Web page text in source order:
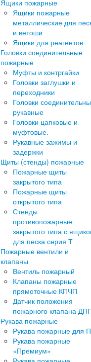
Ящики пожарные
Ящики пожарные
металлические для
и ветоши
Ящики для реагентов
Головки соединительные
пожарные
Муфты и контргайки
Головки заглушки и
переходники
Головки
рукавные
Головки цапковые и
муфтовые.
Рукавные зажимы и
задержки
Щиты (стенды) пожарные
Пожарные щиты
закрытого типа
Пожарные щиты
открытого типа
Стенды
противопожарные
закрытого типа с
для песка серия Т
Пожарные вентили и
клапаны
Вентиль пожарный
Клапаны пожарные
прямоточные КПЧП
Датчик положения
пожарного клапана
Рукава пожарные
Рукава пожарные для
Рукава пожарные
«Премиум»